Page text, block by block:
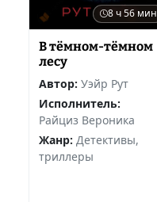
8 ч 56 мин
В тёмном-тёмном
лесу
Автор: Уэйр Рут
Исполнитель:
Райциз Вероника
Жанр: Детективы,
триллеры